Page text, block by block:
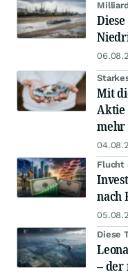
Mit
Aktie
mehr
Flucht
nach
Diese
– der